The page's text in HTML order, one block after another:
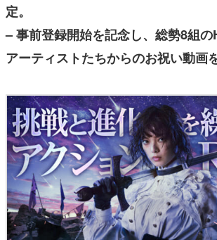
定。
– 事前登録開始を記念し、総勢8組
アーティストたちからのお祝い動画